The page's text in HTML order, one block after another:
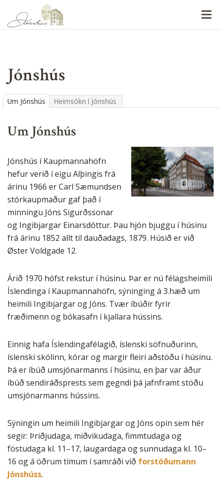
Jónshús
Um Jónshús Heimsókn í Jónshús
Um Jónshús
Jónshús í Kaupmannahöfn
hefur verið í eigu Alþingis frá
árinu 1966 er Carl Sæmundsen
stórkaupmaður gaf það í
minningu Jóns Sigurðssonar
og Ingibjargar Einarsdóttur. Þau hjón bjuggu í húsinu
frá árinu 1852 allt til dauðadags, 1879. Húsið er við
Øster Voldgade 12.
Árið 1970 hófst rekstur í húsinu. Þar er nú félagsheimili
Íslendinga í Kaupmannahöfn, sýninging á 3.hæð um
heimili Ingibjargar og Jóns. Tvær íbúðir fyrir
fræðimenn og bókasafn í kjallara hússins.
Einnig hafa Íslendingafélagið, íslenski söfnuðurinn,
íslenski skólinn, kórar og margir fleiri aðstöðu í húsinu.
Þá er íbúð umsjónarmanns í húsinu, en þar var áður
íbúð sendiráðsprests sem gegndi þá jafnframt stöðu
umsjónarmanns hússins.
Sýningin um heimili Ingibjargar og Jóns opin sem hér
segir: Þriðjudaga, miðvikudaga, fimmtudaga og
föstudaga kl. 11–17, laugardaga og sunnudaga kl. 10–
16 og á öðrum tímum í samráði við forstöðumann
Jónshúss.